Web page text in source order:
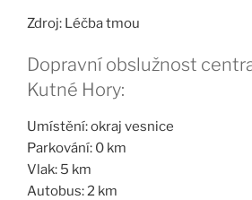
Zdroj: Léčba tmou
Dopravní obslužnost
Kutné Hory:
Umístění: okraj vesnice
Parkování: 0 km
Vlak: 5 km
Autobus: 2 km